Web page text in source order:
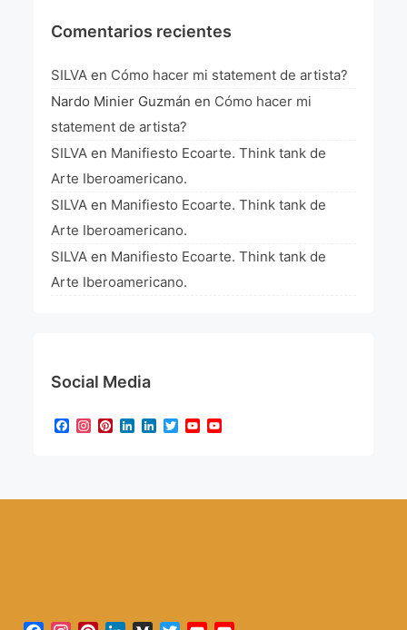
Comentarios recientes
SILVA en Cómo hacer mi statement de artista?
Nardo Minier Guzmán en Cómo hacer mi
statement de artista?
SILVA en Manifiesto Ecoarte. Think tank de
Arte Iberoamericano.
SILVA en Manifiesto Ecoarte. Think tank de
Arte Iberoamericano.
SILVA en Manifiesto Ecoarte. Think tank de
Arte Iberoamericano.
Social Media
Facebook
Instagram
Pinterest
LinkedIn
LinkedIn
TwitterYouTube